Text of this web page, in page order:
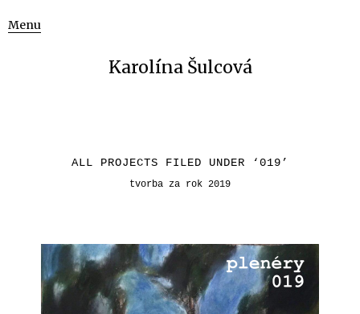
Menu
Karolína Šulcová
ALL PROJECTS FILED UNDER ‘019’
tvorba za rok 2019